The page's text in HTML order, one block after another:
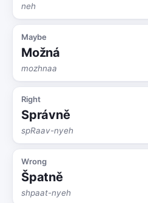
neh
Maybe
Možná
mozhnaa
Right
Správně
spRaav-nyeh
Wrong
Špatně
shpaat-nyeh